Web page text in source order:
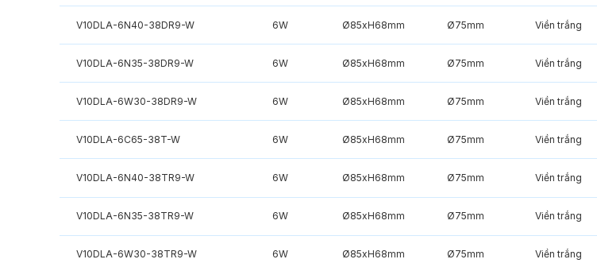
V10DLA-6N40-38DR9-W 6W Ø85xH68mm Ø75mm Viền trắng
V10DLA-6N35-38DR9-W 6W Ø85xH68mm Ø75mm Viền trắng
V10DLA-6W30-38DR9-W 6W Ø85xH68mm Ø75mm Viền trắng
V10DLA-6C65-38T-W 6W Ø85xH68mm Ø75mm Viền trắng
V10DLA-6N40-38TR9-W 6W Ø85xH68mm Ø75mm Viền trắng
V10DLA-6N35-38TR9-W 6W Ø85xH68mm Ø75mm Viền trắng
V10DLA-6W30-38TR9-W 6W Ø85xH68mm Ø75mm Viền trắng